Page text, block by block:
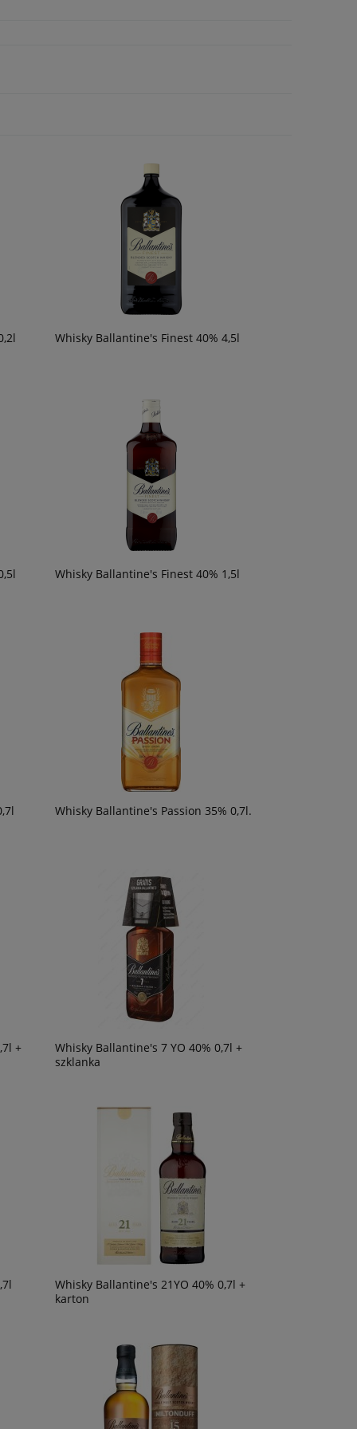
Whisky Ballantine's Finest 40% 4,5l
Whisky Ballantine's Finest 40% 1,5l
Whisky Ballantine's Passion 35% 0,7l.
+
Whisky Ballantine's 7 YO 40% 0,7l +
szklanka
Whisky Ballantine's 21YO 40% 0,7l +
karton